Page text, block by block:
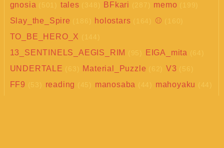
gnosia (501) tales (348) BFkari (287) memo (199)
Slay_the_Spire (186) holostars (164) ⚾ (160)
TO_BE_HERO_X (144)
13_SENTINELS_AEGIS_RIM (95) EIGA_mita (64)
UNDERTALE (63) Material_Puzzle (62) V3 (56)
FF9 (53) reading (45) manosaba (44) mahoyaku (44)